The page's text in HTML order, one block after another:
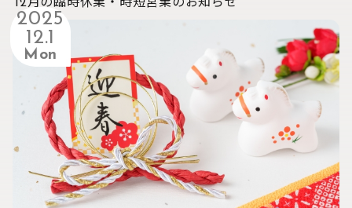
12月の臨時休業・時短営業のお知らせ
2025
12.1
Mon